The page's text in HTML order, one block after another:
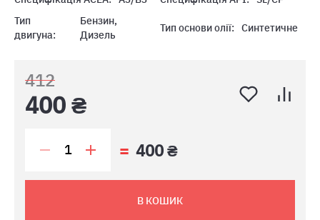
Тип
двигуна:
Бензин,
Дизель
Тип основи олії: Синтетичне
412
400 ₴
400 ₴
В КОШИК